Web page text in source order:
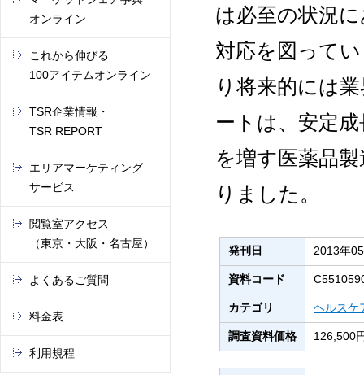
は必至の状況
対応を図って
り将来的には
ートは、安定
を増す医薬品
りました。
発刊日 2013年
資料コード
カテゴリ ヘルスケ
調査資料価格 126,500
オンライン
これから伸びる
100アイテムオンライン
TSR企業情報・
TSR REPORT
エリアマーケティング
サービス
閲覧室アクセス
（東京・大阪・名古屋）
よくあるご質問
料金表
利用規程